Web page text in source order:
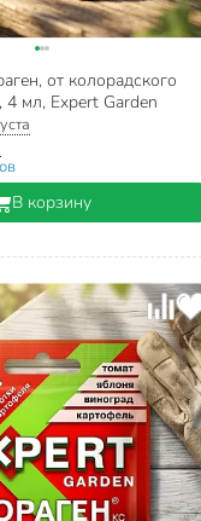
от колорадского
4 мл, Expert Garden
В корзину